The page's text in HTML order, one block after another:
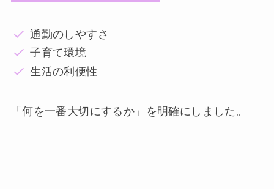
通勤のしやすさ
子育て環境
生活の利便性
「何を一番大切にするか」を明確にしました。